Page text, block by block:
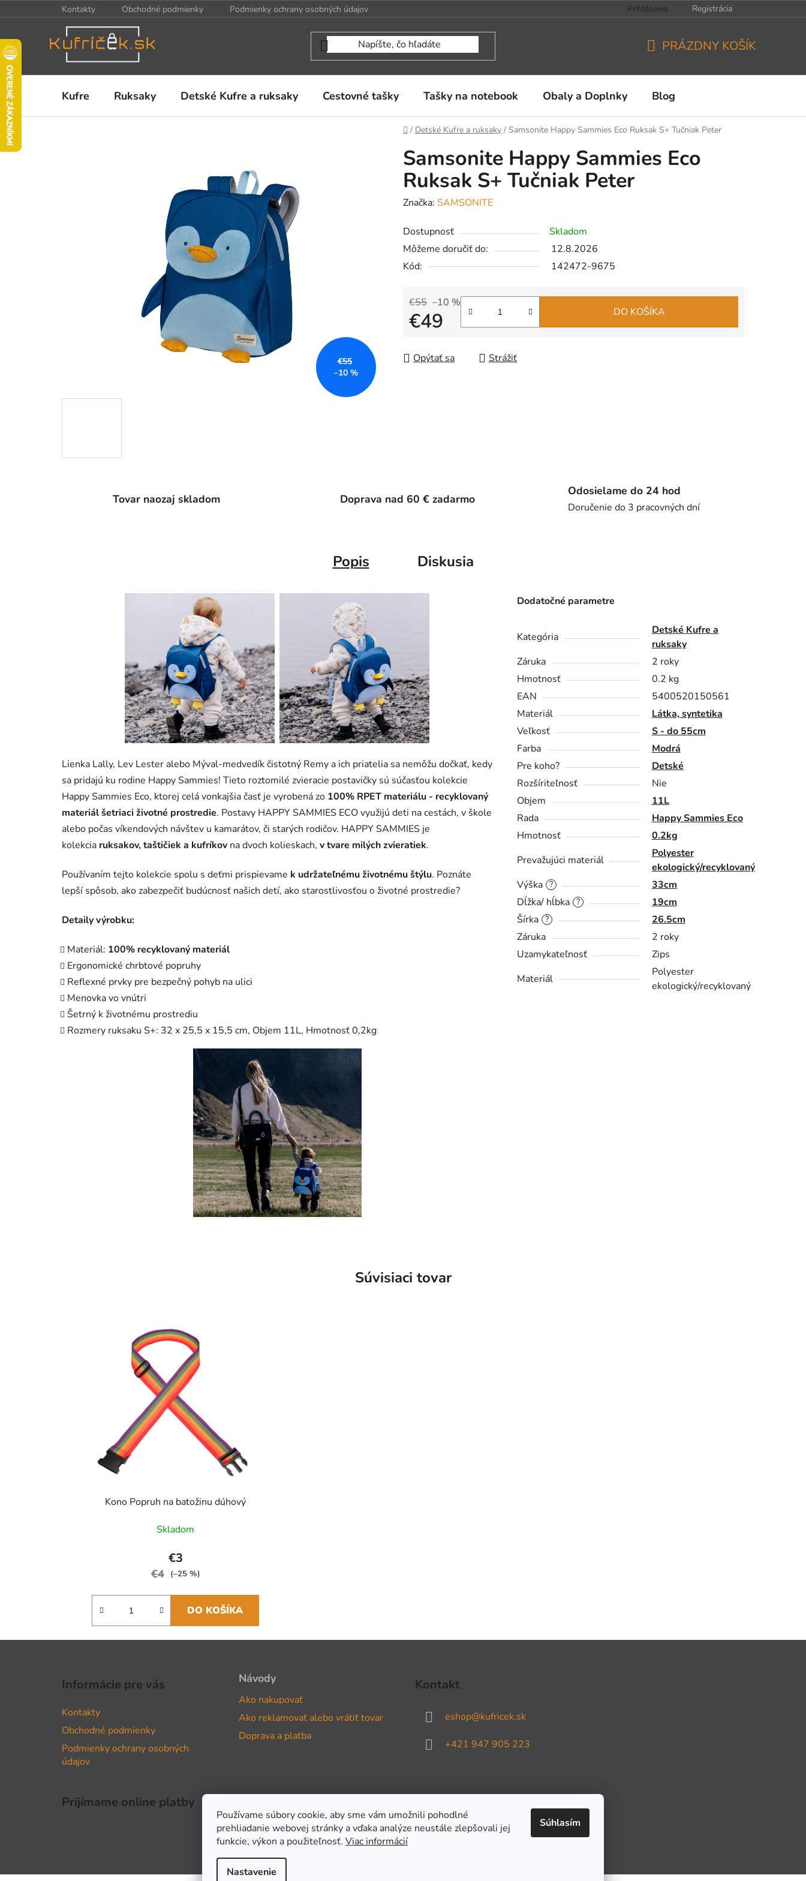
Používame súbory cookie, aby sme vám umožnili pohodlné
prehliadanie webovej stránky a vďaka analýze neustále zlepšovali jej
funkcie, výkon a použiteľnosť. Viac informácií
Nastavenie
Súhlasím
na
Kontakty Obchodné podmienky Podmienky ochrany osobných údajov Prihlásenie Registrácia
KOŠÍK
PRÁZDNY KOŠÍK
Kufre Ruksaky Detské Kufre a ruksaky Cestovné tašky Tašky na notebook Obaly a Doplnky Blog
Domov
/ Detské Kufre a ruksaky / Samsonite Happy Sammies Eco Ruksak S+ Tučniak Peter
Samsonite Happy Sammies Eco
Ruksak S+ Tučniak Peter
Značka: SAMSONITE
Dostupnosť
Skladom
Môžeme doručiť do:
12.8.2026
Kód:
142472-9675
€55 –10 %
€49 DO KOŠÍKA
Opýtať sa Strážiť
€55
–10 %
Tovar naozaj skladom Doprava nad 60 € zadarmo
Odosielame do 24 hod
Doručenie do 3 pracovných dní
Popis Diskusia
Lienka Lally, Lev Lester alebo Mýval-medvedík čistotný Remy a ich priatelia sa nemôžu dočkať, kedy
sa pridajú ku rodine Happy Sammies! Tieto roztomilé zvieracie postavičky sú súčasťou kolekcie
Happy Sammies Eco, ktorej celá vonkajšia časť je vyrobená zo 100% RPET materiálu - recyklovaný
materiál šetriaci životné prostredie. Postavy HAPPY SAMMIES ECO využijú deti na cestách, v škole
alebo počas víkendových návštev u kamarátov, či starých rodičov. HAPPY SAMMIES je
kolekcia ruksakov, taštičiek a kufríkov na dvoch kolieskach, v tvare milých zvieratiek.
Používaním tejto kolekcie spolu s deťmi prispievame k udržateľnému životnému štýlu. Poznáte
lepší spôsob, ako zabezpečiť budúcnosť našich detí, ako starostlivosťou o životné prostredie?
Detaily výrobku:
Materiál: 100% recyklovaný materiál
Ergonomické chrbtové popruhy
Reflexné prvky pre bezpečný pohyb na ulici
Menovka vo vnútri
Šetrný k životnému prostrediu
Rozmery ruksaku S+: 32 x 25,5 x 15,5 cm, Objem 11L, Hmotnosť 0,2kg
Dodatočné parametre
Kategória
Detské Kufre a
ruksaky
Záruka
2 roky
Hmotnosť
0.2 kg
EAN
5400520150561
Materiál
Látka, syntetika
Veľkosť
S - do 55cm
Farba
Modrá
Pre koho?
Detské
Rozšíriteľnosť
Nie
Objem
11L
Rada
Happy Sammies Eco
Hmotnosť
0.2kg
Prevažujúci materiál
Polyester
ekologický/recyklovaný
?
Výška 33cm
?
Dĺžka/ hĺbka 19cm
?
Šírka
26.5cm
Záruka
2 roky
Uzamykateľnosť
Zips
Materiál
Polyester
ekologický/recyklovaný
Súvisiaci tovar
Kono Popruh na batožinu dúhový
Skladom
€3
€4 (–25 %)
DO KOŠÍKA
Informácie pre vás
Kontakty
Obchodné podmienky
Podmienky ochrany osobných
údajov
Návody
Ako nakupovať
Ako reklamovať alebo vrátiť tovar
Doprava a platba
Kontakt
eshop@kufricek.sk
+421 947 905 223
Prijímame online platby